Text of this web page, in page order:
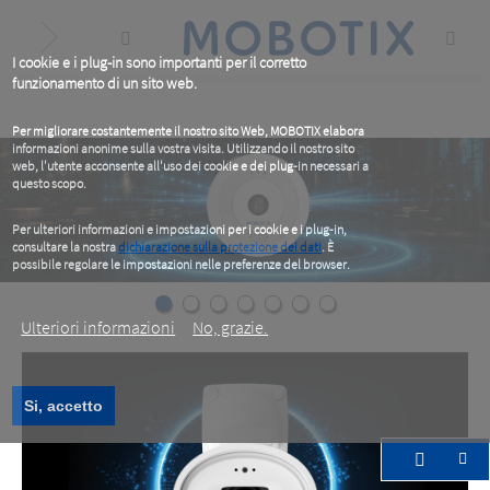
I cookie e i plug-in sono importanti per il corretto
funzionamento di un sito web.
Per migliorare costantemente il nostro sito Web, MOBOTIX elabora
informazioni anonime sulla vostra visita. Utilizzando il nostro sito
web, l'utente acconsente all'uso dei cookie e dei plug-in necessari a
questo scopo.
Per ulteriori informazioni e impostazioni per i cookie e i plug-in,
consultare la nostradichiarazione sulla protezione dei dati. È
possibile regolare le impostazioni nelle preferenze del browser.
.
Ulteriori informazioni
No, grazie.
Si, accetto
content